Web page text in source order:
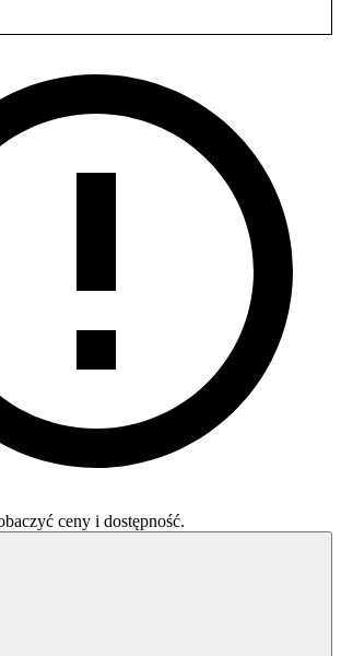
ceny i dostępność.